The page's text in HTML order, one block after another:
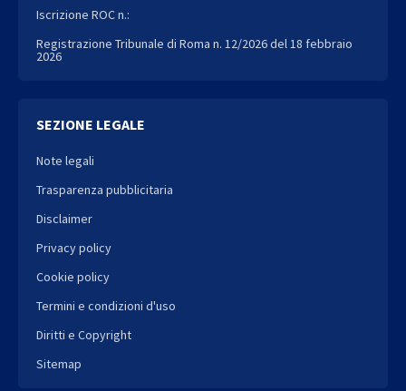
Iscrizione ROC n.:
Registrazione Tribunale di Roma n. 12/2026 del 18 febbraio
2026
SEZIONE LEGALE
Note legali
Trasparenza pubblicitaria
Disclaimer
Privacy policy
Cookie policy
Termini e condizioni d'uso
Diritti e Copyright
Sitemap